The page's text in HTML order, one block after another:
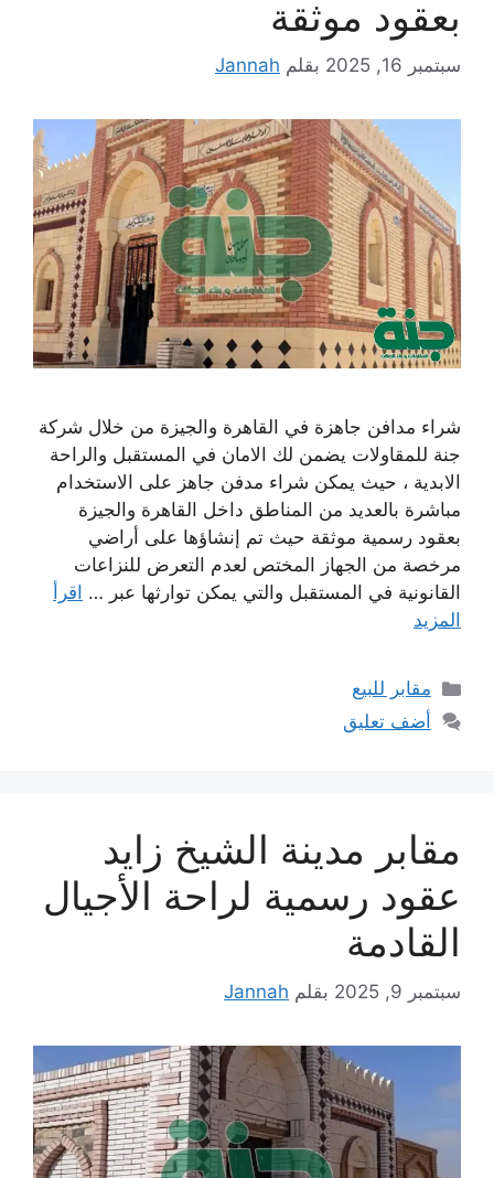
بعقود موثقة
سبتمبر 16, 2025 بقلم Jannah
شراء مدافن جاهزة في القاهرة والجيزة من خلال شركة
جنة للمقاولات يضمن لك الامان في المستقبل والراحة
الابدية ، حيث يمكن شراء مدفن جاهز على الاستخدام
مباشرة بالعديد من المناطق داخل القاهرة والجيزة
بعقود رسمية موثقة حيث تم إنشاؤها على أراضي
مرخصة من الجهاز المختص لعدم التعرض للنزاعات
القانونية في المستقبل والتي يمكن توارثها عبر … اقرأ
المزيد
التصنيفات
مقابر للبيع
أضف تعليق
مقابر مدينة الشيخ زايد
عقود رسمية لراحة الأجيال
القادمة
سبتمبر 9, 2025 بقلم Jannah